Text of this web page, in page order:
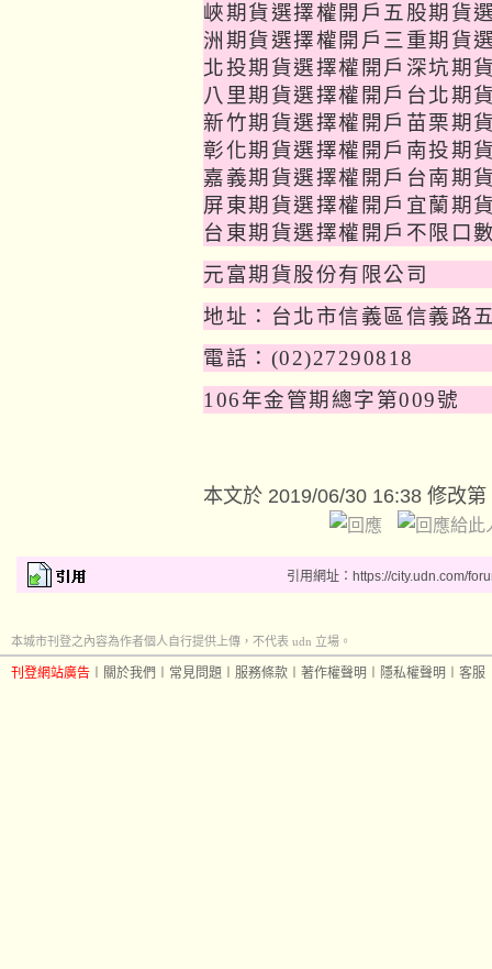
峽期貨選擇權開戶五股期貨
洲期貨選擇權開戶三重期貨
北投期貨選擇權開戶深坑期
八里期貨選擇權開戶台北期
新竹期貨選擇權開戶苗栗期
彰化期貨選擇權開戶南投期
嘉義期貨選擇權開戶台南期
屏東期貨選擇權開戶宜蘭期
台東期貨選擇權開戶不限口
元富期貨股份有限公司
地址：台北市信義區信義路
電話： (02)27290818
106年金管期總字第009號
本文於 2019/06/30 16:38 修改第
引用網址：https://city.udn.com/
本城市刊登之內容為作者個人自行提供上傳，不代表 udn 立場。
刊登網站廣告 關於我們 常見問題 服務條款 著作權聲明 隱私權聲明 客服